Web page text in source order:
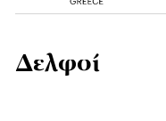
Δελφοί